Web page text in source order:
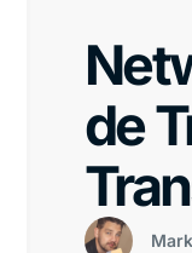
de